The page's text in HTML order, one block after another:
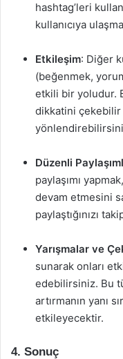
hashtag’leri
kullanıcıya
Etkileşim: Diğer
(beğenmek,
etkili bir yoludur.
dikkatini çekebilir
Düzenli
paylaşımı
devam etmesini
paylaştığınızı
Yarışmalar ve
sunarak onları
edebilirsiniz. Bu
artırmanın yanı
etkileyecektir.
4. Sonuç